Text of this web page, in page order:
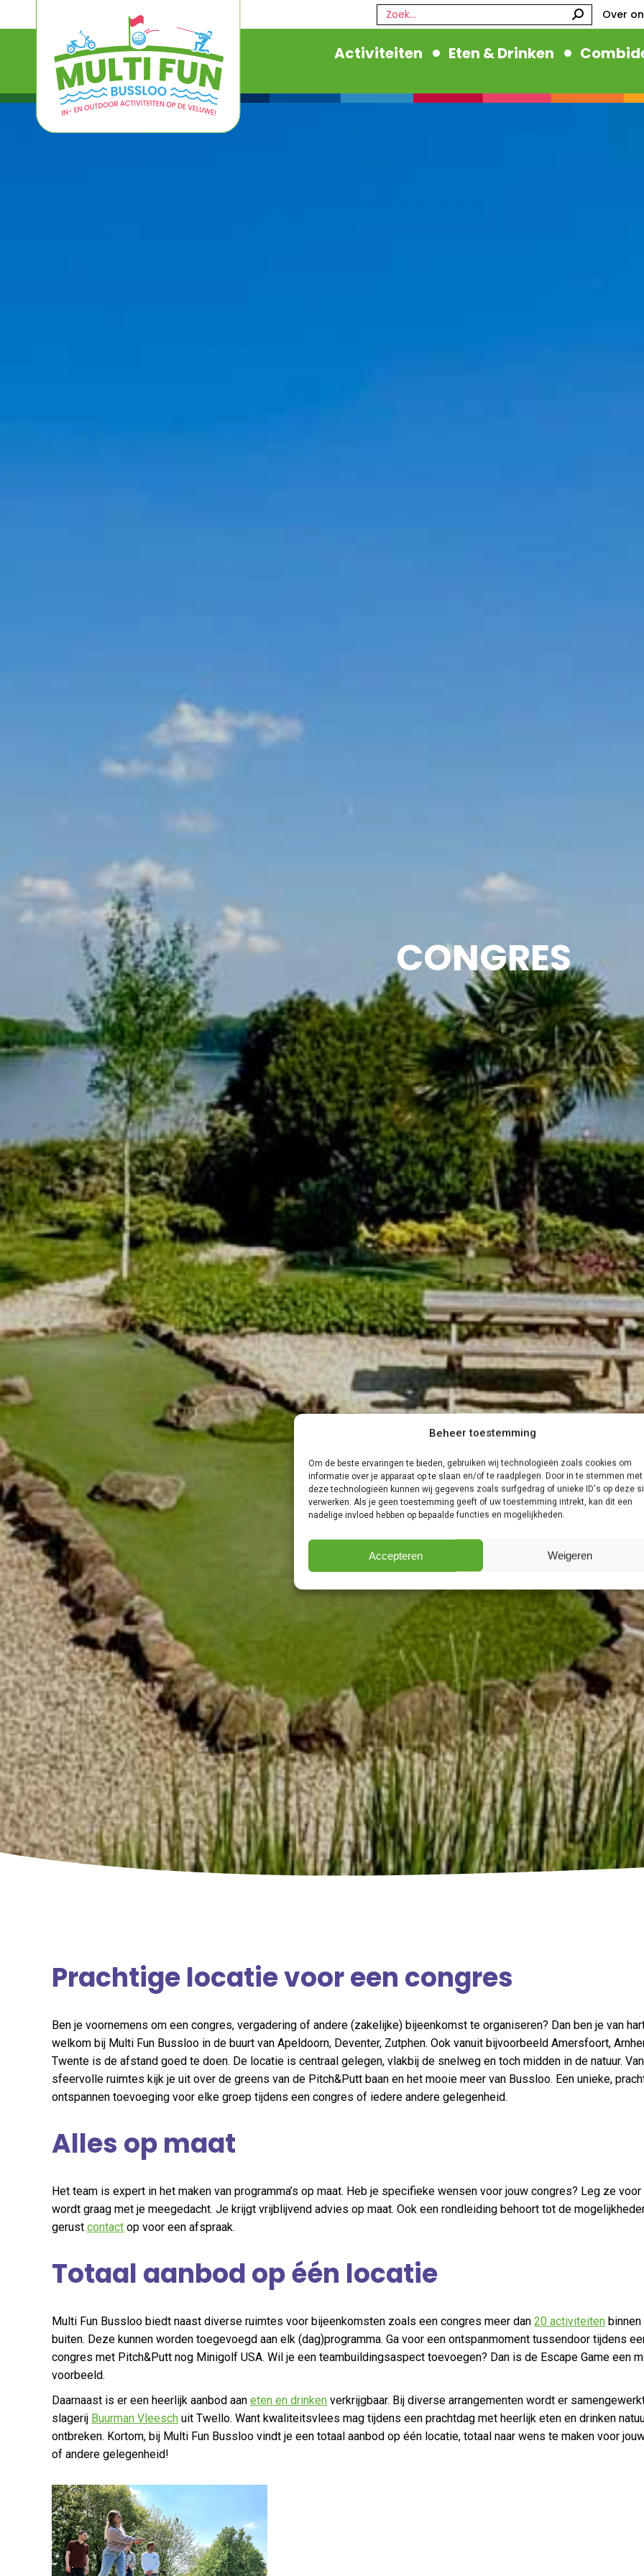
Beheer toestemming
Om de beste ervaringen te bieden, gebruiken wij technologieën zoals cookies om
informatie over je apparaat op te slaan en/of te raadplegen. Door in te stemmen met
deze technologieën kunnen wij gegevens zoals surfgedrag of unieke ID's op deze
verwerken. Als je geen toestemming geeft of uw toestemming intrekt, kan dit een
nadelige invloed hebben op bepaalde functies en mogelijkheden.
Accepteren Weigeren
Zoeken: Over
Activiteiten Eten & Drinken
CONGRES
Prachtige locatie voor een congres
Ben je voornemens om een congres, vergadering of andere (zakelijke) bijeenkomst te organiseren? Dan ben je van
welkom bij Multi Fun Bussloo in de buurt van Apeldoorn, Deventer, Zutphen. Ook vanuit bijvoorbeeld Amersfoort,
Twente is de afstand goed te doen. De locatie is centraal gelegen, vlakbij de snelweg en toch midden in de natuur.
sfeervolle ruimtes kijk je uit over de greens van de Pitch&Putt baan en het mooie meer van Bussloo. Een unieke,
ontspannen toevoeging voor elke groep tijdens een congres of iedere andere gelegenheid.
Alles op maat
Het team is expert in het maken van programma’s op maat. Heb je specifieke wensen voor jouw congres? Leg ze voor
wordt graag met je meegedacht. Je krijgt vrijblijvend advies op maat. Ook een rondleiding behoort tot de
gerust contact op voor een afspraak.
Totaal aanbod op één locatie
Multi Fun Bussloo biedt naast diverse ruimtes voor bijeenkomsten zoals een congres meer dan 20 activiteiten binnen
buiten. Deze kunnen worden toegevoegd aan elk (dag)programma. Ga voor een ontspanmoment tussendoor tijdens
congres met Pitch&Putt nog Minigolf USA. Wil je een teambuildingsaspect toevoegen? Dan is de Escape Game een
voorbeeld.
Daarnaast is er een heerlijk aanbod aan eten en drinken verkrijgbaar. Bij diverse arrangementen wordt er
slagerij Buurman Vleesch uit Twello. Want kwaliteitsvlees mag tijdens een prachtdag met heerlijk eten en drinken
ontbreken. Kortom, bij Multi Fun Bussloo vindt je een totaal aanbod op één locatie, totaal naar wens te maken voor
of andere gelegenheid!